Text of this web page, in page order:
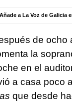
Añade a La Voz de Galicia
de ocho
la
en el
a casa poco
que desde